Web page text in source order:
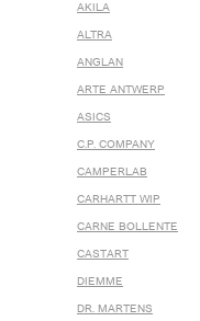
AKILA
ALTRA
ANGLAN
ARTE ANTWERP
ASICS
C.P. COMPANY
CAMPERLAB
CARHARTT WIP
CARNE BOLLENTE
CASTART
DIEMME
DR. MARTENS